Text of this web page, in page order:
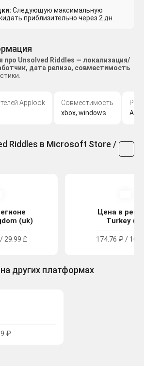
Следующую максимальную
приблизительно через 2 дн.
про Unsolved Riddles — локализация/
дата релиза, совместимость
Applook
Совместимость
xbox, windows
Riddles в Microsoft Store /
(uk)
29.99 £
Цена в
Turkey
174.76 ₽ /
других платформах
₽